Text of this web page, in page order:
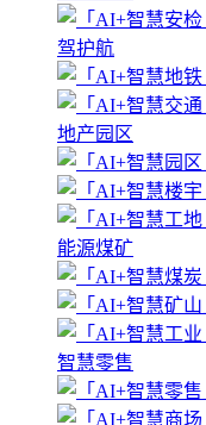
地产园区
能源煤矿
智慧零售